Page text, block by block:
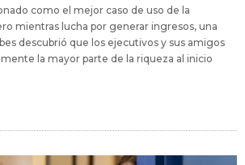
como el mejor caso de uso de la
mientras lucha por generar ingresos, una
descubrió que los ejecutivos y sus amigos
la mayor parte de la riqueza al inicio